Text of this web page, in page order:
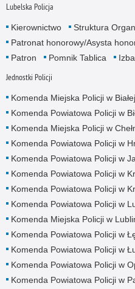
Lubelska Policja
Kierownictwo
Struktura
Patronat honorowy/Asysta
Patron
Pomnik Tablica
Jednostki Policji
Komenda Miejska Policji w
Komenda Powiatowa Policji w
Komenda Miejska Policji w
Komenda Powiatowa Policji w
Komenda Powiatowa Policji w
Komenda Powiatowa Policji w
Komenda Powiatowa Policji w
Komenda Powiatowa Policji w
Komenda Miejska Policji w
Komenda Powiatowa Policji w
Komenda Powiatowa Policji w
Komenda Powiatowa Policji w
Komenda Powiatowa Policji w